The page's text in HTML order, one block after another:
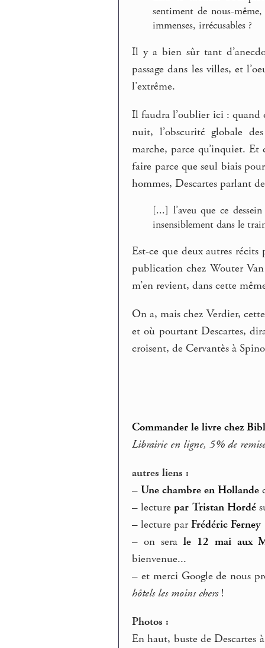
sentiment de nous-
immenses, irrécusables ?
Il y a bien sûr tant
passage dans les villes, et
l’extrême.
Il faudra l’oublier ici : quand
nuit, l’obscurité globale
marche, parce qu’inquiet. Et
faire parce que seul biais
hommes, Descartes parlant
[...] l’aveu que ce
insensiblement dans le
Est-ce que deux autres
publication chez Wouter
m’en revient, dans cette
On a, mais chez Verdier,
et où pourtant Descartes,
croisent, de Cervantès à
Commander le livre chez
Librairie en ligne, 5% de
autres liens :
– Une chambre en Hollande
– lecturepar Tristan Hordé
– lecture parFrédéric Ferney
– on sera le 12 mai aux
bienvenue...
– et merci Google de nous
hôtels les moins chers!
Photos :
En haut, buste de Descartes